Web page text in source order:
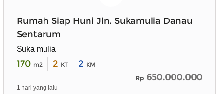
Rumah Siap Huni Jln. Sukamulia Danau
Sentarum
Suka mulia
170 m2 2 KT 2 KM
Rp 650.000.000
1 hari yang lalu